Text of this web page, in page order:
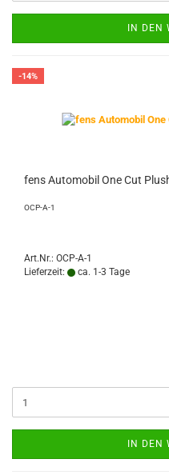
IN DEN
-14%
fens Automobil One Cut
OCP-A-1
Art.Nr.: OCP-A-1
Lieferzeit:
ca. 1-3 Tage
IN DEN